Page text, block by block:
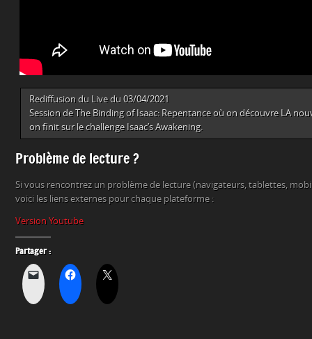
Rediffusion du Live du 03/04/2021
Session de The Binding of Isaac: Repentance où on découvre LA
on finit sur le challenge Isaac’s Awakening.
Problème de lecture ?
Si vous rencontrez un problème de lecture (navigateurs, tablettes,
voici les liens externes pour chaque plateforme :
Version Youtube
Partager :